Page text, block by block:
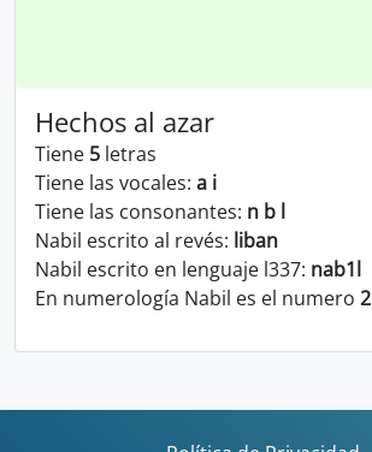
Hechos al azar
Tiene 5 letras
Tiene las vocales: a i
Tiene las consonantes: n b l
Nabil escrito al revés: liban
Nabil escrito en lenguaje l337: nab1l
En numerología Nabil es el numero 2